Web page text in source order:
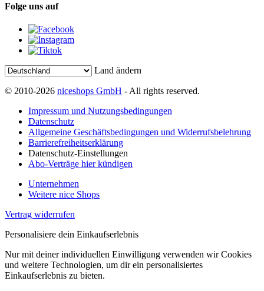
Folge uns auf
Land ändern
© 2010-2026 niceshops GmbH - All rights reserved.
Impressum und Nutzungsbedingungen
Datenschutz
Allgemeine Geschäftsbedingungen und Widerrufsbelehrung
Barrierefreiheitserklärung
Datenschutz-Einstellungen
Abo-Verträge hier kündigen
Unternehmen
Weitere nice Shops
Vertrag widerrufen
Personalisiere dein Einkaufserlebnis
Nur mit deiner individuellen Einwilligung verwenden wir Cookies
und weitere Technologien, um dir ein personalisiertes
Einkaufserlebnis zu bieten.